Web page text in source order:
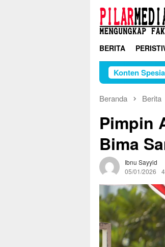
Loncat
konten
BERITA
Konten
Beranda Berita
Pimpin
Bima
Ibnu Sayyid
05/01/2026